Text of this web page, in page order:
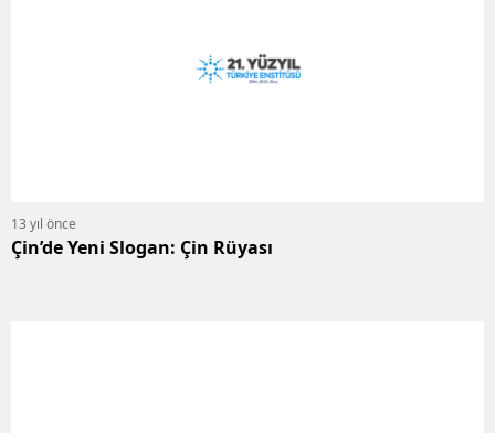
13 yıl önce
Çin’de Yeni Slogan: Çin Rüyası